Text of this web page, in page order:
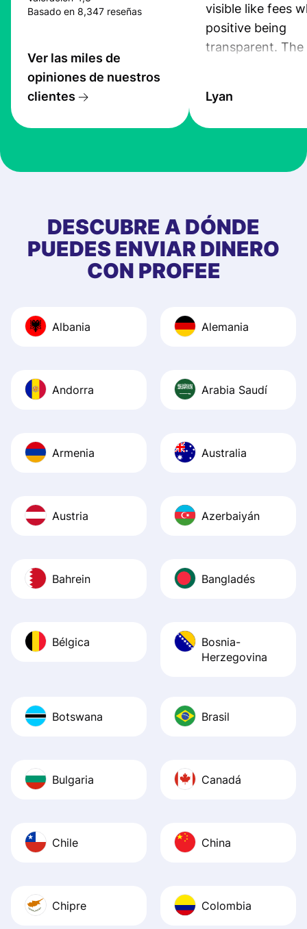
Basado en 8,347 reseñas
Ver las miles de
opiniones de nuestros
clientes
visible like fees
positive being
transparent. The
the exchange
at Profee is very
first started
app, and they
quick to provide
and helpful
Recommend it!
Lyan
DESCUBRE A DÓNDE
PUEDES ENVIAR DINERO
CON PROFEE
Albania Alemania
Andorra Arabia Saudí
Armenia Australia
Austria Azerbaiyán
Bahrein Bangladés
Bélgica
Bosnia-
Herzegovina
Botswana Brasil
Bulgaria Canadá
Chile China
Chipre Colombia